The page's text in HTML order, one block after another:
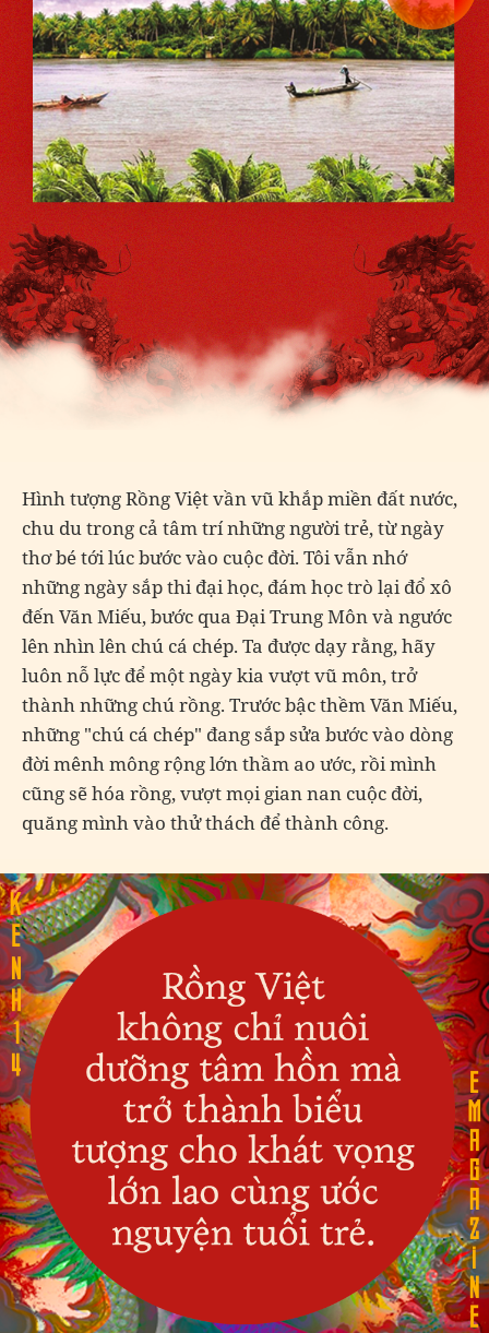
Hình tượng Rồng Việt vần vũ khắp miền đất nước,
chu du trong cả tâm trí những người trẻ, từ ngày
thơ bé tới lúc bước vào cuộc đời. Tôi vẫn nhớ
những ngày sắp thi đại học, đám học trò lại đổ xô
đến Văn Miếu, bước qua Đại Trung Môn và ngước
lên nhìn lên chú cá chép. Ta được dạy rằng, hãy
luôn nỗ lực để một ngày kia vượt vũ môn, trở
thành những chú rồng. Trước bậc thềm Văn Miếu,
những "chú cá chép" đang sắp sửa bước vào dòng
đời mênh mông rộng lớn thầm ao ước, rồi mình
cũng sẽ hóa rồng, vượt mọi gian nan cuộc đời,
quăng mình vào thử thách để thành công.